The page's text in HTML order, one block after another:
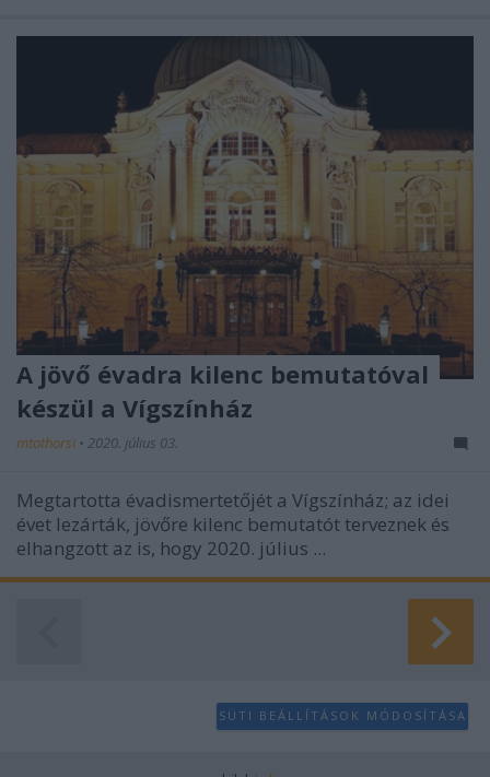
A jövő évadra kilenc bemutatóval
készül a Vígszínház
mtothorsi • 2020. július 03.
Megtartotta évadismertetőjét a Vígszínház; az idei
évet lezárták, jövőre kilenc bemutatót terveznek és
elhangzott az is, hogy 2020. július ...
SÜTI BEÁLLÍTÁSOK MÓDOSÍTÁSA